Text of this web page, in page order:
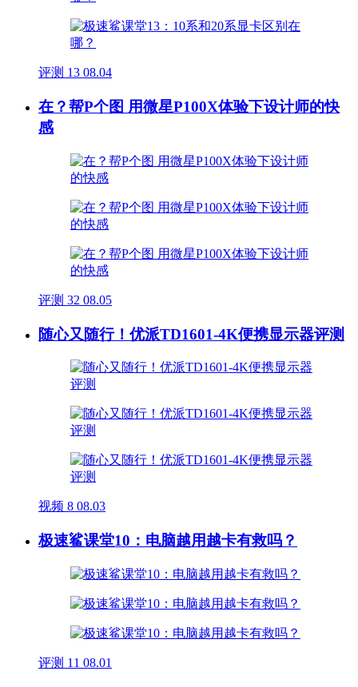
评测 13 08.04
在？帮P个图 用微星P100X体验下设计师的快
感
评测 32 08.05
随心又随行！优派TD1601-4K便携显示器评测
视频 8 08.03
极速鲨课堂10：电脑越用越卡有救吗？
评测 11 08.01